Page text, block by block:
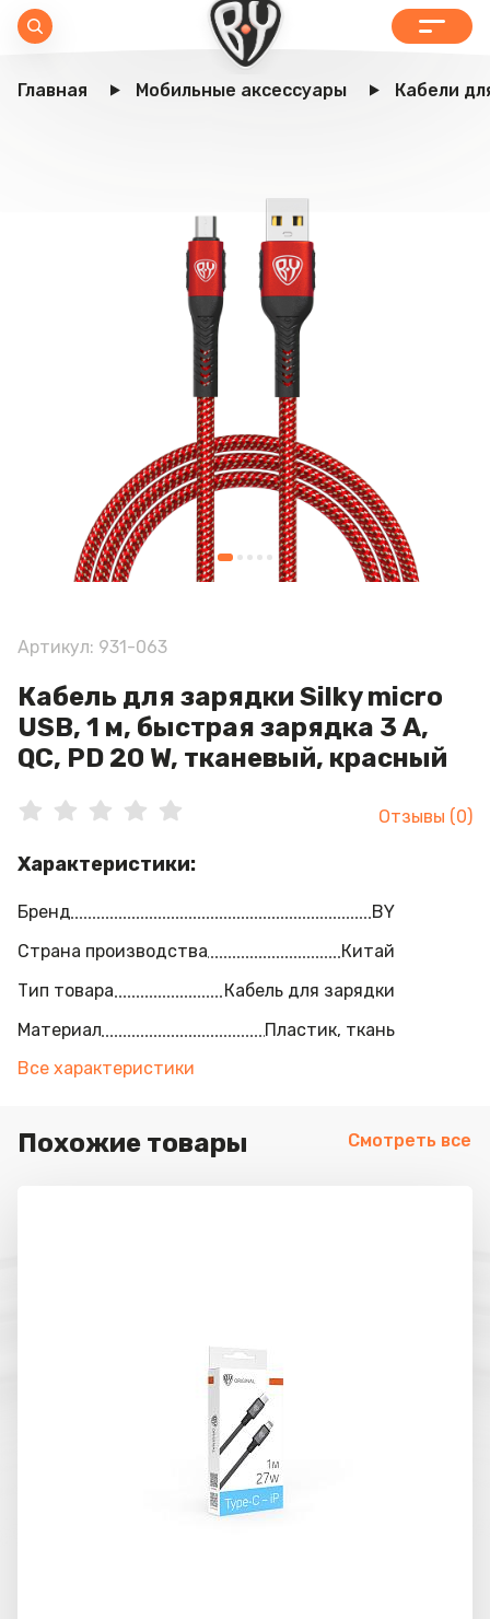
Главная Мобильные аксессуары Кабели
Артикул: 931-063
Кабель для зарядки Silky micro
USB, 1 м, быстрая зарядка 3 А,
QC, PD 20 W, тканевый, красный
Отзывы (0)
Характеристики:
Бренд
BY
Страна производства
Китай
Тип товара
Кабель для зарядки
Материал
Пластик, ткань
Все характеристики
Похожие товары Смотреть все